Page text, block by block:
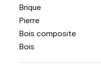
Brique
Pierre
Bois composite
Bois